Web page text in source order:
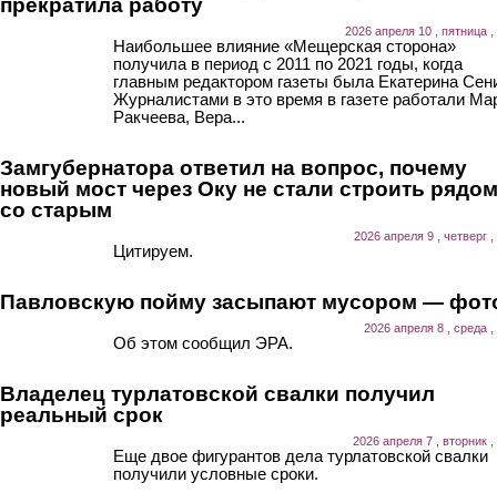
прекратила работу
2026 апреля 10 , пятница ,
Наибольшее влияние «Мещерская сторона»
получила в период с 2011 по 2021 годы, когда
главным редактором газеты была Екатерина
Журналистами в это время в газете работали
Ракчеева, Вера...
Замгубернатора ответил на вопрос, почему
новый мост через Оку не стали строить рядом
со старым
2026 апреля 9 , четверг ,
Цитируем.
Павловскую пойму засыпают мусором —
2026 апреля 8 , среда ,
Об этом сообщил ЭРА.
Владелец турлатовской свалки получил
реальный срок
2026 апреля 7 , вторник ,
Еще двое фигурантов дела турлатовской свалки
получили условные сроки.